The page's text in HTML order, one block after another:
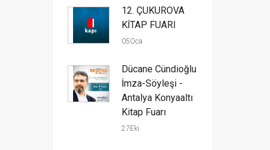
12. ÇUKUROVA
KİTAP FUARI
05Oca
Dücane Cündioğlu
İmza-Söyleşi -
Antalya Konyaaltı
Kitap Fuarı
27Eki